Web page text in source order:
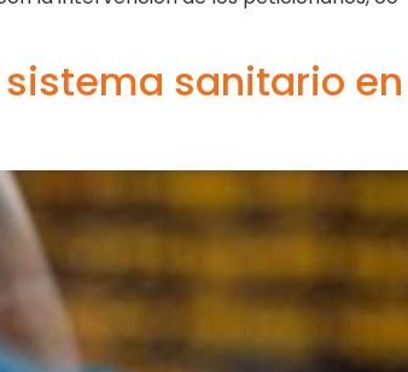
sanitario en